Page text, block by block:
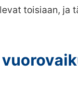
toisiaan, ja